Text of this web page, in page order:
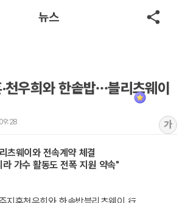
뉴스
천우희와 한솥밥…블리츠웨이
가
츠웨이와 전속계약 체결
가수 활동도 전폭 지원 약속"